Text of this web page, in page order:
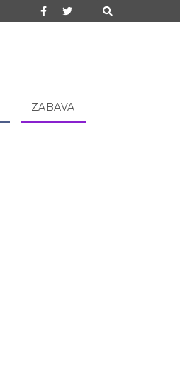
ZABAVA